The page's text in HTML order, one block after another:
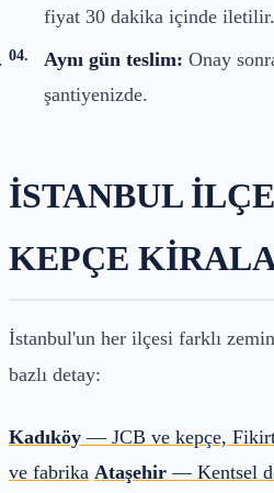
fiyat 30 dakika içinde iletilir.
Aynı gün teslim: Onay
şantiyenizde.
İSTANBUL
KEPÇE
İstanbul'un her ilçesi farklı
bazlı detay:
Kadıköy — JCB ve kepçe,
ve fabrika Ataşehir — Kentsel